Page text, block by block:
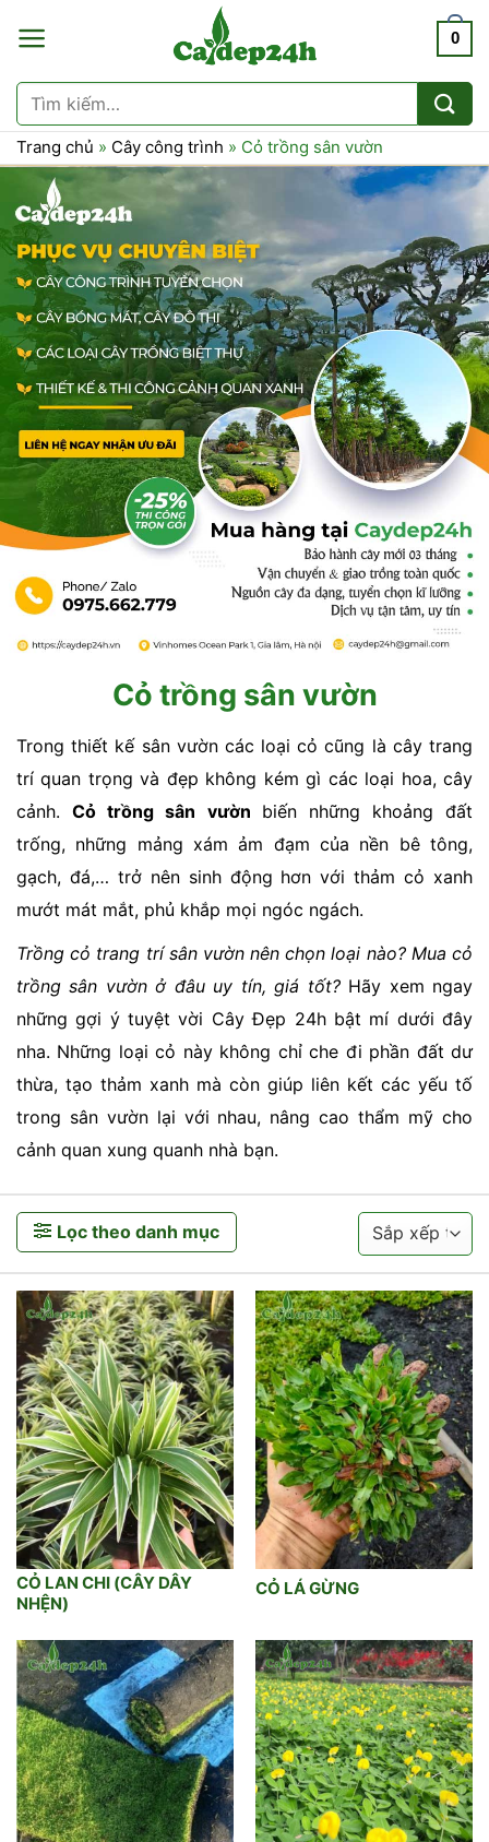
đến
dung
0
Tìm
kiếm:
Trang chủ » Cây công trình » Cỏ trồng sân vườn
Cỏ trồng sân vườn
Trong thiết kế sân vườn các loại cỏ cũng là cây trang
trí quan trọng và đẹp không kém gì các loại hoa, cây
cảnh.Cỏ trồng sân vườn biến những khoảng đất
trống, những mảng xám ảm đạm của nền bê tông,
gạch, đá,… trở nên sinh động hơn với thảm cỏ xanh
mướt mát mắt, phủ khắp mọi ngóc ngách.
Trồng cỏ trang trí sân vườn nên chọn loại nào? Mua cỏ
trồng sân vườn ở đâu uy tín, giá tốt?Hãy xem ngay
những gợi ý tuyệt vời Cây Đẹp 24h bật mí dưới đây
nha. Những loại cỏ này không chỉ che đi phần đất dư
thừa, tạo thảm xanh mà còn giúp liên kết các yếu tố
trong sân vườn lại với nhau, nâng cao thẩm mỹ cho
cảnh quan xung quanh nhà bạn.
Lọc theo danh mục
CỎ LAN CHI (CÂY DÂY
NHỆN)
CỎ LÁ GỪNG